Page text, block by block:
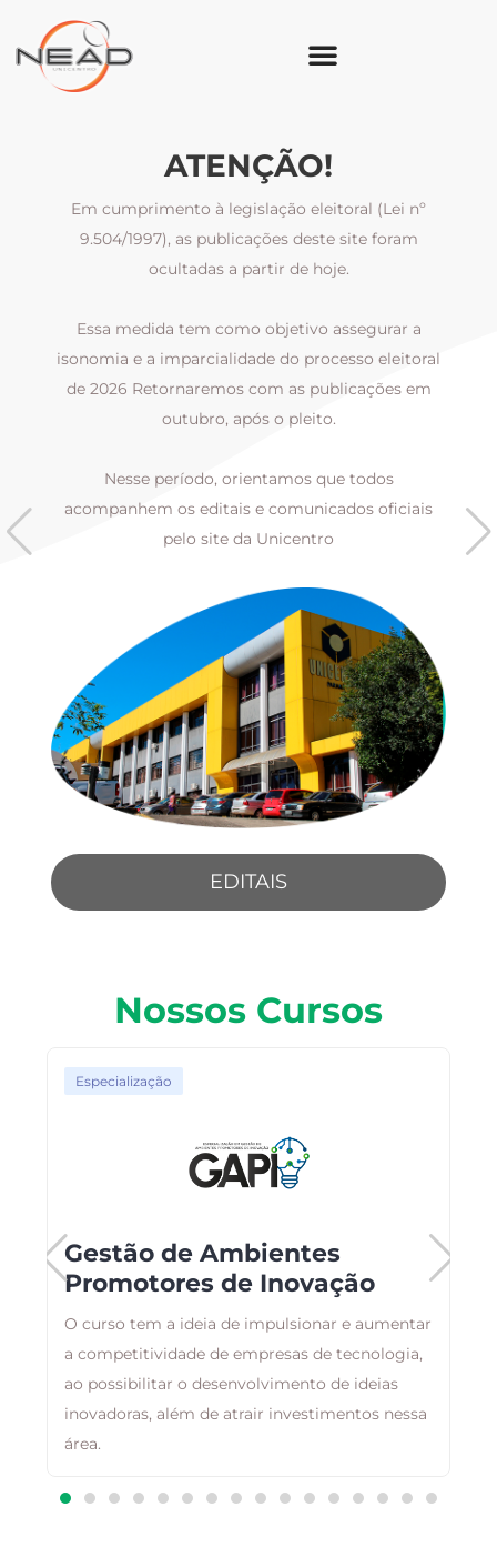
ATENÇÃO!
Em cumprimento à legislação eleitoral (Lei nº
9.504/1997), as publicações deste site foram
ocultadas a partir de hoje.
Essa medida tem como objetivo assegurar a
isonomia e a imparcialidade do processo eleitoral
de 2026 Retornaremos com as publicações em
outubro, após o pleito.
Nesse período, orientamos que todos
acompanhem os editais e comunicados oficiais
pelo site da Unicentro
EDITAIS
Nossos Cursos
Especialização
Gestão de Ambientes
Promotores de Inovação
O curso tem a ideia de impulsionar e aumentar
a competitividade de empresas de tecnologia,
ao possibilitar o desenvolvimento de ideias
inovadoras, além de atrair investimentos nessa
área.